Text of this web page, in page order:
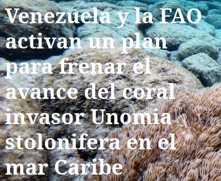
Venezuela y la FAO
activan un plan
para frenar el
avance del coral
invasor Unomia
stolonifera en el
mar Caribe